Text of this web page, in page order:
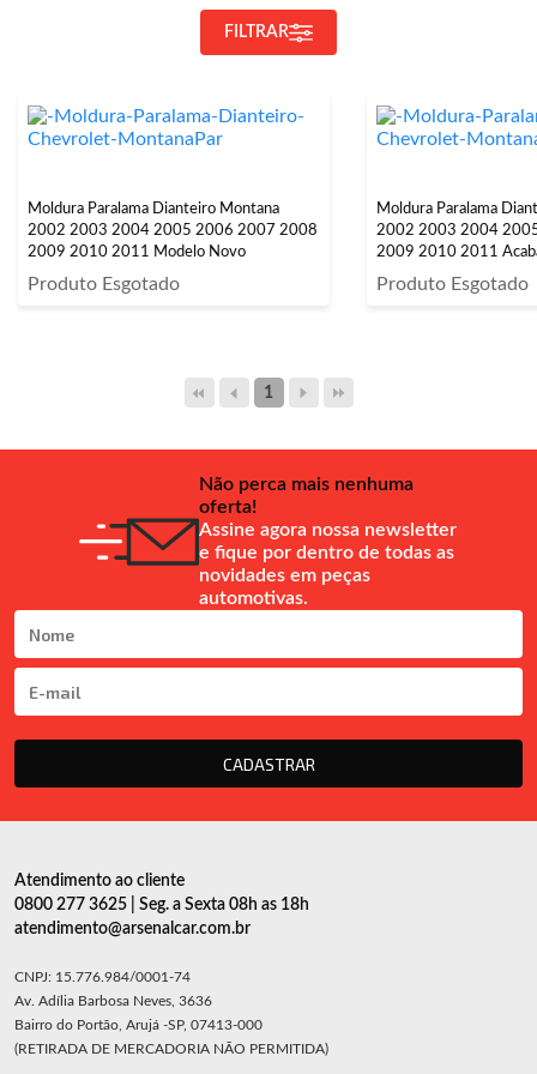
FILTRAR
Moldura Paralama Dianteiro Montana
2002 2003 2004 2005 2006 2007 2008
2009 2010 2011 Modelo Novo
Produto Esgotado
Moldura Paralama
2002 2003 2004
2009 2010 2011
Produto Esgotado
1
Não perca mais nenhuma
oferta!
Assine agora nossa newsletter
e fique por dentro de todas as
novidades em peças
automotivas.
CADASTRAR
Atendimento ao cliente
0800 277 3625 | Seg. a Sexta 08h as 18h
atendimento@arsenalcar.com.br
CNPJ: 15.776.984/0001-74
Av. Adília Barbosa Neves, 3636
Bairro do Portão, Arujá -SP, 07413-000
(RETIRADA DE MERCADORIA NÃO PERMITIDA)